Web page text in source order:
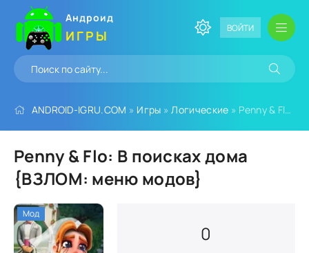
Андроид
ИГРЫ ВОЙТИ
ANDROID-IGRU.COM » Игры »Логические » Penny & Flo: В поисках дома {ВЗЛОМ: меню модов}
Penny & Flo: В поисках дома
{ВЗЛОМ: меню модов}
0
Мод